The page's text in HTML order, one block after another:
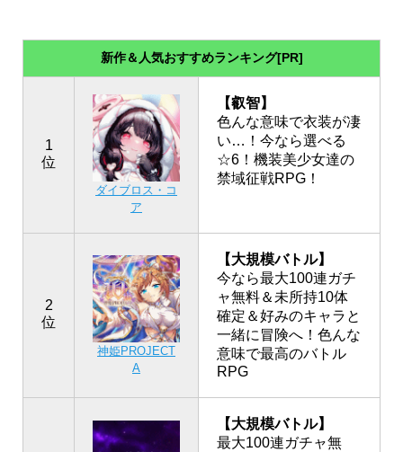
新作＆人気おすすめランキング[PR]
1
位
ダイブロス・コ
ア
【叡智】
色んな意味で衣装が凄
い…！今なら選べる
☆6！機装美少女達の
禁域征戦RPG！
2
位
神姫PROJECT
A
【大規模バトル】
今なら最大100連ガチ
ャ無料＆未所持10体
確定＆好みのキャラと
一緒に冒険へ！色んな
意味で最高のバトル
RPG
【大規模バトル】
最大100連ガチャ無